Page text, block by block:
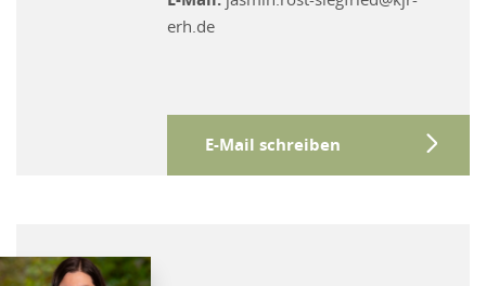
erh.de
E-Mail schreiben